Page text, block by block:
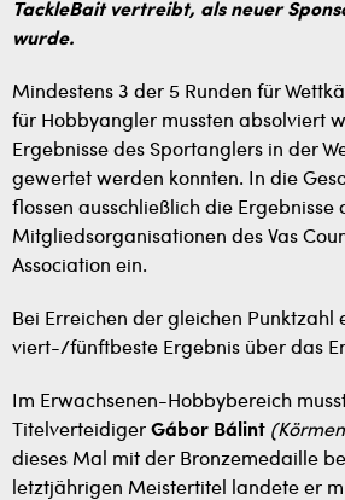
TackleBait vertreibt, als neuer
wurde.
Mindestens 3 der 5 Runden für
für Hobbyangler mussten absolviert
Ergebnisse des Sportanglers in der
gewertet werden konnten. In die
flossen ausschließlich die
Mitgliedsorganisationen des Vas
Association ein.
Bei Erreichen der gleichen Punktzahl
viert-/fünftbeste Ergebnis über das
Im Erwachsenen-Hobbybereich
Titelverteidiger Gábor Bálint
dieses Mal mit der Bronzemedaille
letztjährigen Meistertitel landete er